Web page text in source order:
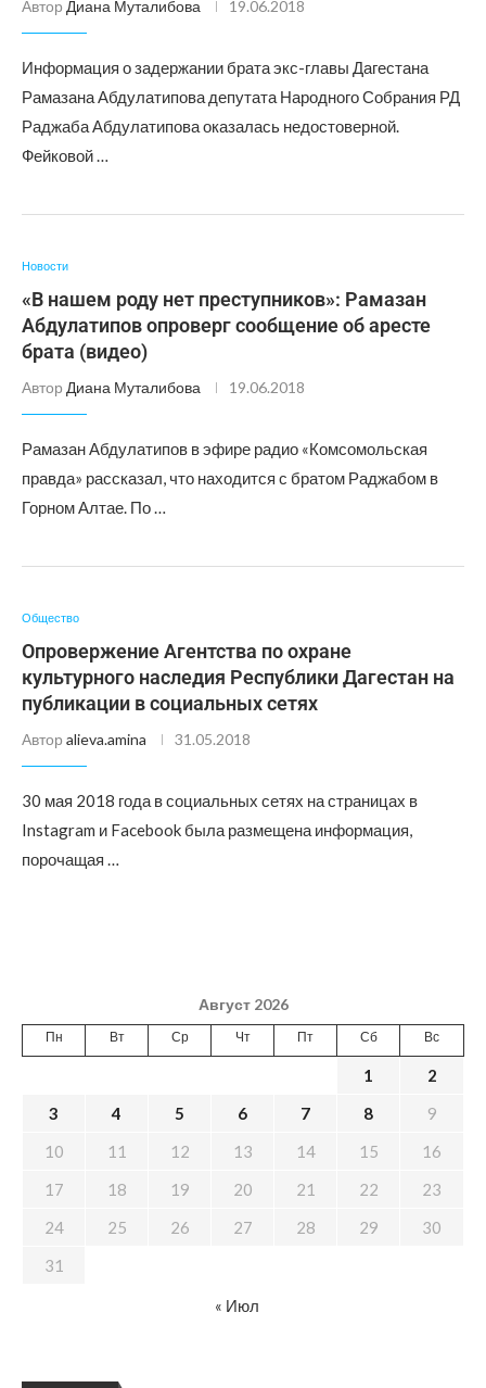
Автор Диана Муталибова 19.06.2018
Информация о задержании брата экс-главы Дагестана
Рамазана Абдулатипова депутата Народного Собрания РД
Раджаба Абдулатипова оказалась недостоверной.
Фейковой …
Новости
«В нашем роду нет преступников»: Рамазан
Абдулатипов опроверг сообщение об аресте
брата (видео)
Автор Диана Муталибова 19.06.2018
Рамазан Абдулатипов в эфире радио «Комсомольская
правда» рассказал, что находится с братом Раджабом в
Горном Алтае. По …
Общество
Опровержение Агентства по охране
культурного наследия Республики Дагестан на
публикации в социальных сетях
Автор alieva.amina 31.05.2018
30 мая 2018 года в социальных сетях на страницах в
Instagram и Facebook была размещена информация,
порочащая …
Август 2026
Пн Вт Ср Чт Пт Сб Вс
1
2
3
4 5 6 7 8
9
10
11 12 13 14 15
16
17
18 19 20 21 22
23
24
25 26 27 28 29
30
31
« Июл